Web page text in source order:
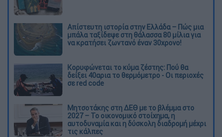
Απίστευτη ιστορία στην Ελλάδα – Πώς μια
μπάλα ταξίδεψε στη θάλασσα 80 μίλια για
να κρατήσει ζωντανό έναν 30χρονο!
Κορυφώνεται το κύμα ζέστης: Πού θα
δείξει 40αρια το θερμόμετρο - Οι περιοχές
σε red code
Μητσοτάκης στη ΔΕΘ με το βλέμμα στο
2027 – Το οικονομικό στοίχημα, η
αυτοδυναμία και η δύσκολη διαδρομή μέχρι
τις κάλπες